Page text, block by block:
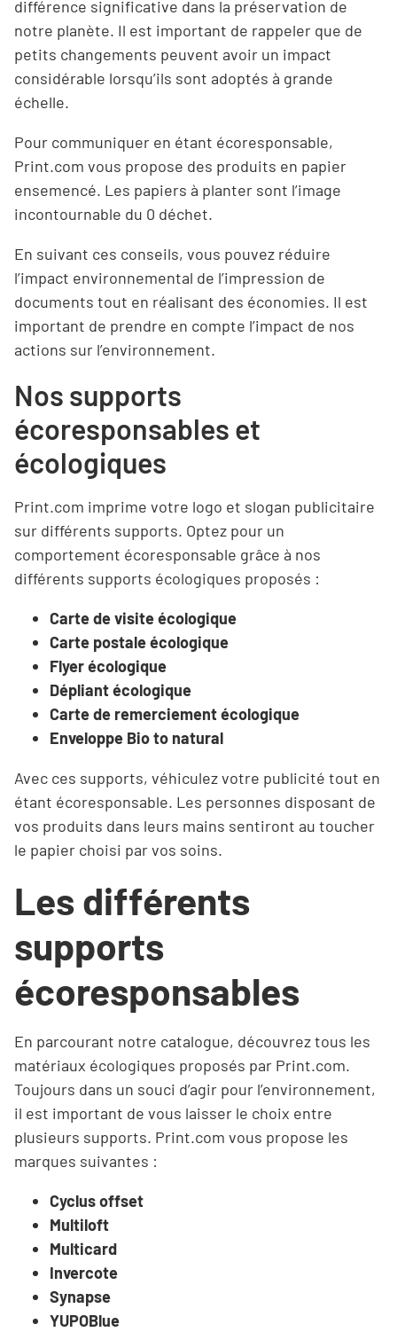
différence significative dans la préservation de
notre planète. Il est important de rappeler que de
petits changements peuvent avoir un impact
considérable lorsqu’ils sont adoptés à grande
échelle.
Pour communiquer en étant écoresponsable,
Print.com vous propose des produits en papier
ensemencé. Les papiers à planter sont l’image
incontournable du 0 déchet.
En suivant ces conseils, vous pouvez réduire
l’impact environnemental de l’impression de
documents tout en réalisant des économies. Il est
important de prendre en compte l’impact de nos
actions sur l’environnement.
Nos supports
écoresponsables et
écologiques
Print.com imprime votre logo et slogan publicitaire
sur différents supports. Optez pour un
comportement écoresponsable grâce à nos
différents supports écologiques proposés :
Carte de visite écologique
Carte postale écologique
Flyer écologique
Dépliant écologique
Carte de remerciement écologique
Enveloppe Bio to natural
Avec ces supports, véhiculez votre publicité tout en
étant écoresponsable. Les personnes disposant de
vos produits dans leurs mains sentiront au toucher
le papier choisi par vos soins.
Les différents
supports
écoresponsables
En parcourant notre catalogue, découvrez tous les
matériaux écologiques proposés par Print.com.
Toujours dans un souci d’agir pour l’environnement,
il est important de vous laisser le choix entre
plusieurs supports. Print.com vous propose les
marques suivantes :
Cyclus offset
Multiloft
Multicard
Invercote
Synapse
YUPOBlue